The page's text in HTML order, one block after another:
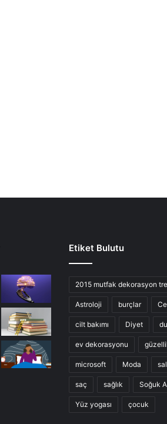
Etiket Bulutu
2015 mutfak dekorasyon
Astroloji burçlar
cilt bakımı Diyet
ev dekorasyonu
microsoft Moda
saç sağlık Soğuk
Yüz yogası çocuk